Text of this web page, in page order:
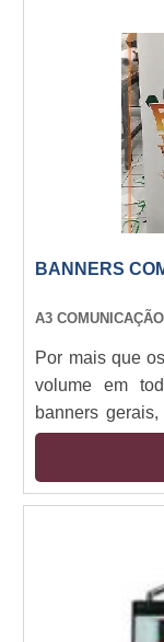
BANNERS
A3
Por mais que
volume em
banners
estruturas
suas bases.
afirma, banners
em suas
com tripéO
distribuído por